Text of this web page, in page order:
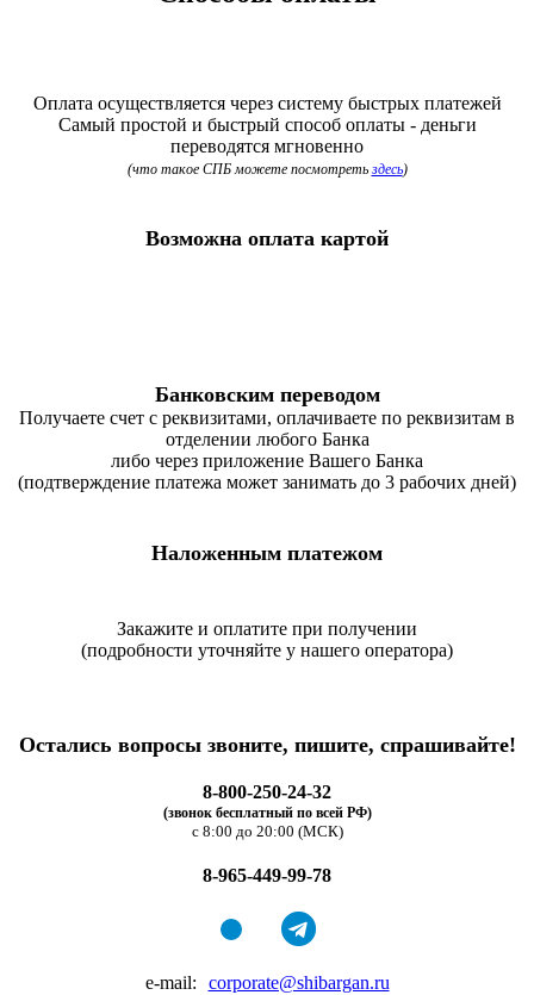
Оплата осуществляется через систему быстрых платежей
Самый простой и быстрый способ оплаты - деньги
переводятся мгновенно
(что такое СПБ можете посмотреть здесь)
Возможна оплата картой
Банковским переводом
Получаете счет с реквизитами, оплачиваете по реквизитам в
отделении любого Банка
либо через приложение Вашего Банка
(подтверждение платежа может занимать до 3 рабочих дней)
Наложенным платежом
Закажите и оплатите при получении
(подробности уточняйте у нашего оператора)
Остались вопросы звоните, пишите, спрашивайте!
8-800-250-24-32
(звонок бесплатный по всей РФ)
с 8:00 до 20:00 (МСК)
8-965-449-99-78
e-mail:
corporate@shibargan.ru